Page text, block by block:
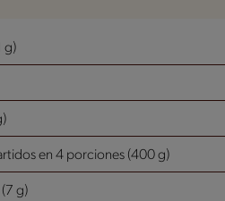
g)
en 4 porciones (400 g)
g)